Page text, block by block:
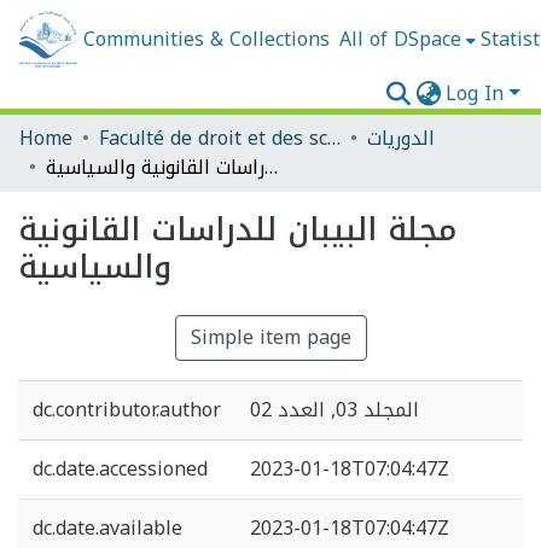
Communities & Collections All of DSpace
Log In
Home
Faculté de droit et des sciences politiques الدوريات
مجلة البيبان للدراسات القانونية والسياسية
مجلة البيبان للدراسات القانونية
والسياسية
Simple item page
dc.contributor.author
المجلد 03, العدد 02
dc.date.accessioned
2023-01-18T07:04:47Z
dc.date.available
2023-01-18T07:04:47Z